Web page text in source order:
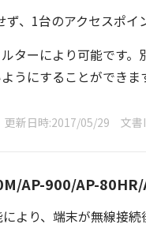
ず、1台のアクセスポ
ターにより可能です
うにすることができま
更新日時 2017/05/29 文書
AP-900/AP-
より、端末が無線接